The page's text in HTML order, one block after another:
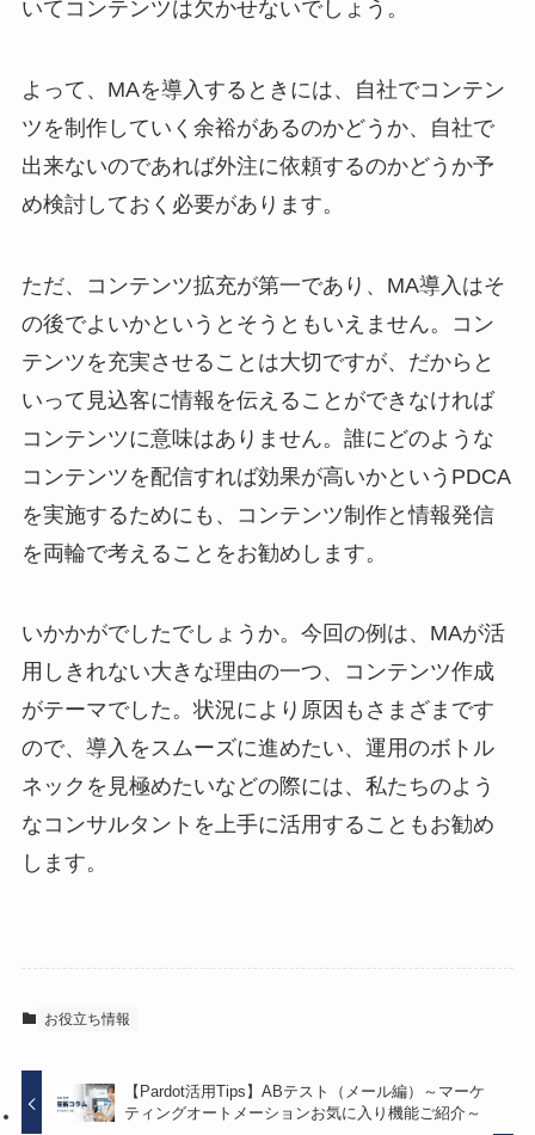
いてコンテンツは欠かせないでしょう。
よって、MAを導入するときには、自社でコンテン
ツを制作していく余裕があるのかどうか、自社で
出来ないのであれば外注に依頼するのかどうか予
め検討しておく必要があります。
ただ、コンテンツ拡充が第一であり、MA導入はそ
の後でよいかというとそうともいえません。コン
テンツを充実させることは大切ですが、だからと
いって見込客に情報を伝えることができなければ
コンテンツに意味はありません。誰にどのような
コンテンツを配信すれば効果が高いかというPDCA
を実施するためにも、コンテンツ制作と情報発信
を両輪で考えることをお勧めします。
いかかがでしたでしょうか。今回の例は、MAが活
用しきれない大きな理由の一つ、コンテンツ作成
がテーマでした。状況により原因もさまざまです
ので、導入をスムーズに進めたい、運用のボトル
ネックを見極めたいなどの際には、私たちのよう
なコンサルタントを上手に活用することもお勧め
します。
お役立ち情報
【Pardot活用Tips】ABテスト（メール編）～マーケ
ティングオートメーションお気に入り機能ご紹介～